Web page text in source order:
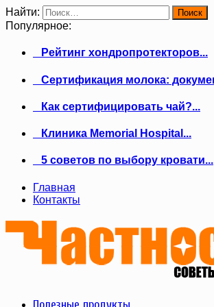
Найти:
Популярное:
Рейтинг хондропротекторов...
Сертификация молока:
Как сертифицировать чай?...
Клиника Memorial Hospital...
5 советов по выбору кровати...
Главная
Контакты